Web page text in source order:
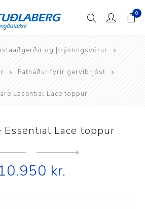
0
og þrýstingsvörur
Fatnaður fyrir gervibrjóst
Essential Lace toppur
Essential Lace toppur
10.950 kr.